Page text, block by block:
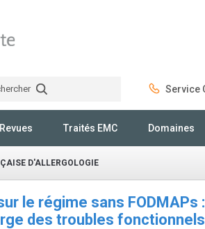
Service
Revues Traités EMC Domaines
D'ALLERGOLOGIE
le régime sans FODMAPs
des troubles